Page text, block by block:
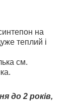
на
теплий і
см.
до 2 років,